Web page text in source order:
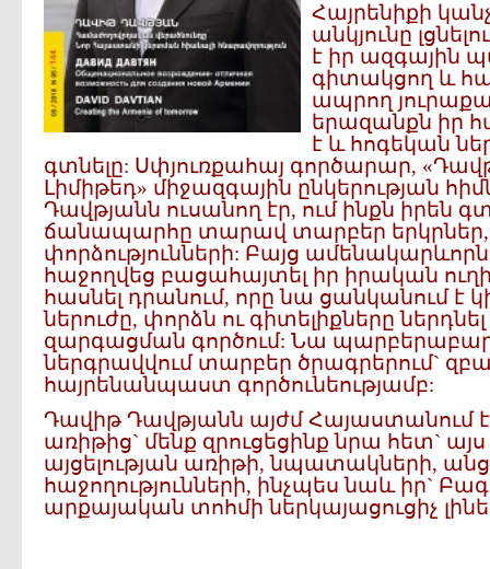
Հայրենիքի
անկյունը
է իր ազգային
գիտակցող և
ապրող
երազանքն իր
է և հոգեկան
գտնելը: Սփյուռքահայ գործարար,
Լիմիթեդ» միջազգային ընկերության
Դավթյանն ուսանող էր, ում ինքն իրեն
ճանապարհը տարավ տարբեր երկրներ,
փորձությունների: Բայց
հաջողվեց բացահայտել իր իրական
հասնել դրանում, որը նա ցանկանում է
ներուժը, փորձն ու գիտելիքները
զարգացման գործում: Նա
ներգրավվում տարբեր ծրագրերում`
հայրենանպաստ գործունեությամբ:
Դավիթ Դավթյանն այժմ Հայաստանում
առիթից` մենք զրուցեցինք նրա հետ`
այցելության առիթի, նպատակների,
հաջողությունների, ինչպես նաև իր`
արքայական տոհմի ներկայացուցիչ